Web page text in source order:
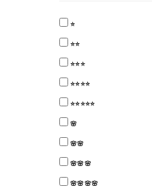
⭐
⭐⭐
⭐⭐⭐
⭐⭐⭐⭐
⭐⭐⭐⭐⭐
🌸
🌸🌸
🌸🌸🌸
🌸🌸🌸🌸